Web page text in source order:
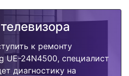
к ремонту
UE-24N4500, специалист
диагностику на